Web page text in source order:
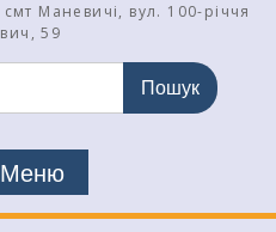
Маневичі, вул. 100-річчя
59
Меню